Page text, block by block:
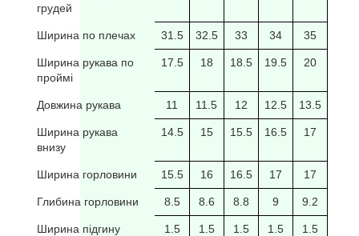
грудей
Ширина по плечах 31.5 32.5 33 34 35
Ширина рукава по
проймі
17.5 18 18.5 19.5 20
Довжина рукава 11 11.5 12 12.5 13.5
Ширина рукава
внизу
14.5 15 15.5 16.5 17
Ширина горловини 15.5 16 16.5 17 17
Глибина горловини 8.5 8.6 8.8 9 9.2
Ширина підгину
1.5 1.5 1.5 1.5 1.5